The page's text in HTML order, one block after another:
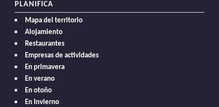
PLANIFICA
Mapa del territorio
Alojamiento
Restaurantes
Empresas de actividades
En primavera
En verano
En otoño
En Invierno